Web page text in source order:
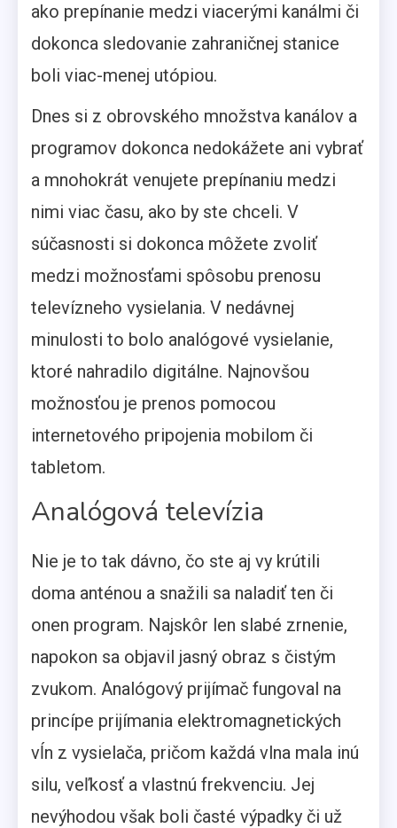
ako prepínanie medzi viacerými kanálmi či
dokonca sledovanie zahraničnej stanice
boli viac-menej utópiou.
Dnes si z obrovského množstva kanálov a
programov dokonca nedokážete ani vybrať
a mnohokrát venujete prepínaniu medzi
nimi viac času, ako by ste chceli. V
súčasnosti si dokonca môžete zvoliť
medzi možnosťami spôsobu prenosu
televízneho vysielania. V nedávnej
minulosti to bolo analógové vysielanie,
ktoré nahradilo digitálne. Najnovšou
možnosťou je prenos pomocou
internetového pripojenia mobilom či
tabletom.
Analógová televízia
Nie je to tak dávno, čo ste aj vy krútili
doma anténou a snažili sa naladiť ten či
onen program. Najskôr len slabé zrnenie,
napokon sa objavil jasný obraz s čistým
zvukom. Analógový prijímač fungoval na
princípe prijímania elektromagnetických
vĺn z vysielača, pričom každá vlna mala inú
silu, veľkosť a vlastnú frekvenciu. Jej
nevýhodou však boli časté výpadky či už